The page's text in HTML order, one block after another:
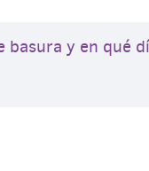
y en qué